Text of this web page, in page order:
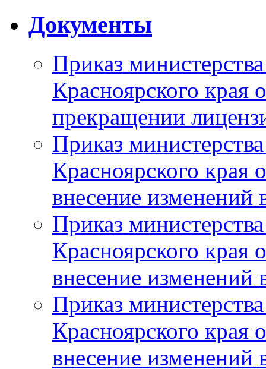
Документы
Приказ
Красноярского
прекращении
Приказ
Красноярского
внесение изменений
Приказ
Красноярского
внесение изменений
Приказ
Красноярского
внесение изменений